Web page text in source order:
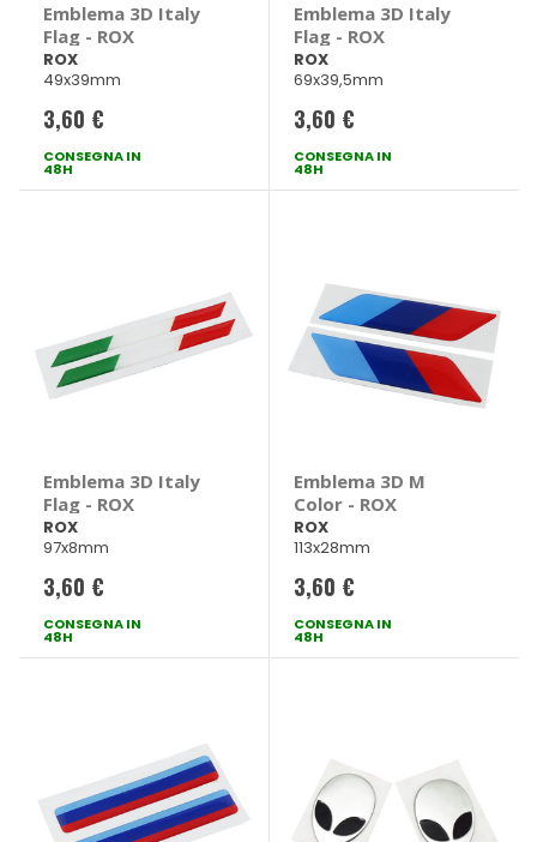
Emblema 3D Italy
Flag - ROX
ROX
49x39mm
3,60 €
CONSEGNA IN
48H
Emblema 3D Italy
Flag - ROX
ROX
69x39,5mm
3,60 €
CONSEGNA IN
48H
Emblema 3D Italy
Flag - ROX
ROX
97x8mm
3,60 €
CONSEGNA IN
48H
Emblema 3D M
Color - ROX
ROX
113x28mm
3,60 €
CONSEGNA IN
48H